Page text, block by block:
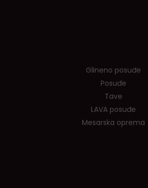
Glineno posuđe
Posuđe
Tave
LAVA posuđe
Mesarska oprema